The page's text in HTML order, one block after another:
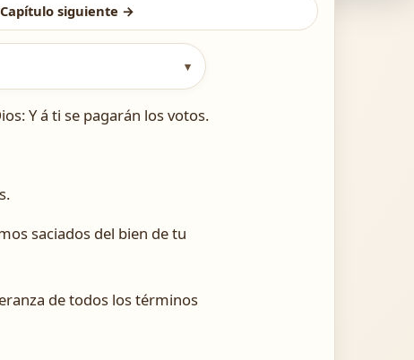
Capítulo siguiente →
▾
Y á ti se pagarán los votos.
saciados del bien de tu
de todos los términos